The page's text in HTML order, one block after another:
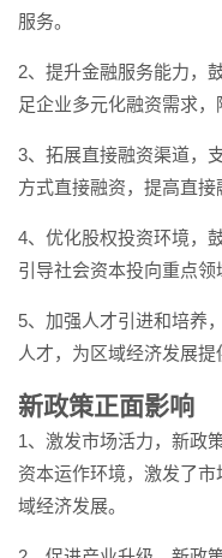
服务。
2、提升金融服务能力，
足企业多元化融资需求，
3、拓展直接融资渠道，
方式直接融资，提高直接
4、优化股权投资环境，
引导社会资本投向重点领
5、加强人才引进和培养
人才，为区域经济发展提
新政策正面影响
1、激发市场活力，新政
资本运作环境，激发了
域经济发展。